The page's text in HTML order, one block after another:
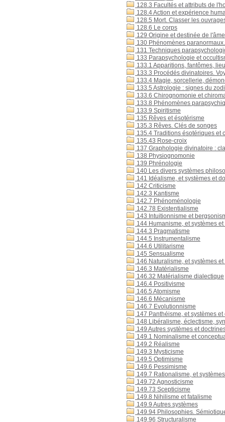
128.3 Facultés et attributs de
128.4 Action et expérience
128.5 Mort. Classer les
128.6 Le corps
129 Origine et destinée de
130 Phénomènes
131 Techniques
133 Parapsychologie et
133.1 Apparitions, fantômes,
133.3 Procédés divinatoires.
133.4 Magie, sorcellerie,
133.5 Astrologie : signes du
133.6 Chirognomonie et
133.8 Phénomènes
133.9 Spiritisme
135 Rêves et ésotérisme
135.3 Rêves. Clés de songes
135.4 Traditions ésotériques et
135.43 Rose-croix
137 Graphologie divinatoire :
138 Physiognomonie
139 Phrénologie
140 Les divers systèmes
141 Idéalisme, et systèmes et
142 Criticisme
142.3 Kantisme
142.7 Phénoménologie
142.78 Existentialisme
143 Intuitionnisme et
144 Humanisme, et systèmes
144.3 Pragmatisme
144.5 Instrumentalisme
144.6 Utilitarisme
145 Sensualisme
146 Naturalisme, et systèmes
146.3 Matérialisme
146.32 Matérialisme dialectique
146.4 Positivisme
146.5 Atomisme
146.6 Mécanisme
146.7 Evolutionnisme
147 Panthéisme, et systèmes
148 Libéralisme, éclectisme,
149 Autres systèmes et
149.1 Nominalisme et
149.2 Réalisme
149.3 Mysticisme
149.5 Optimisme
149.6 Pessimisme
149.7 Rationalisme, et
149.72 Agnosticisme
149.73 Scepticisme
149.8 Nihilisme et fatalisme
149.9 Autres systèmes
149.94 Philosophies.
149.96 Structuralisme